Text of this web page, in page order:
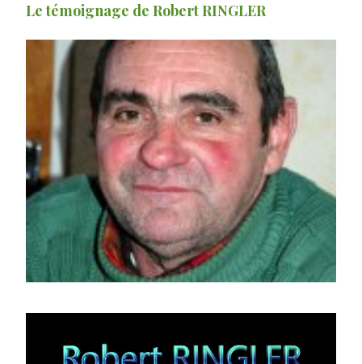
Le témoignage de Robert RINGLER